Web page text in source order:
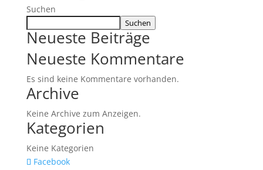
Suchen
Suchen
Neueste Beiträge
Neueste Kommentare
Es sind keine Kommentare vorhanden.
Archive
Keine Archive zum Anzeigen.
Kategorien
Keine Kategorien
Facebook